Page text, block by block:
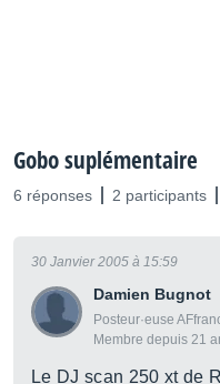
Gobo suplémentaire
6 réponses 2 participants
Damien Bugnot
Posteur·euse
Membre depuis 21
30 Janvier 2005 à 15:59
Le DJ scan 250 xt de